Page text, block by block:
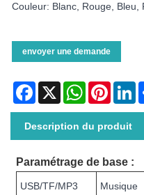
Couleur: Blanc, Rouge, Bleu,
envoyer une demande
Facebook
X WhatsApp
Description du produit
Paramétrage de base :
USB/TF/MP3 Musique